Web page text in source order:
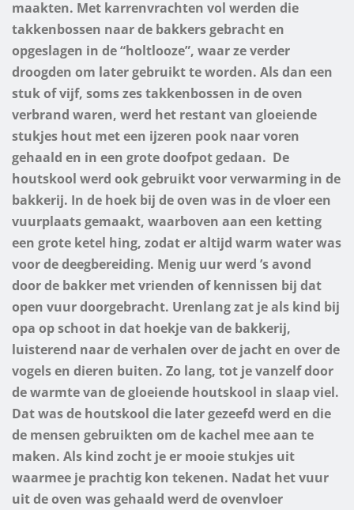
maakten. Met karrenvrachten vol werden die
takkenbossen naar de bakkers gebracht en
opgeslagen in de “holtlooze”, waar ze verder
droogden om later gebruikt te worden. Als dan een
stuk of vijf, soms zes takkenbossen in de oven
verbrand waren, werd het restant van gloeiende
stukjes hout met een ijzeren pook naar voren
gehaald en in een grote doofpot gedaan. De
houtskool werd ook gebruikt voor verwarming in de
bakkerij. In de hoek bij de oven was in de vloer een
vuurplaats gemaakt, waarboven aan een ketting
een grote ketel hing, zodat er altijd warm water was
voor de deegbereiding. Menig uur werd ’s avond
door de bakker met vrienden of kennissen bij dat
open vuur doorgebracht. Urenlang zat je als kind bij
opa op schoot in dat hoekje van de bakkerij,
luisterend naar de verhalen over de jacht en over de
vogels en dieren buiten. Zo lang, tot je vanzelf door
de warmte van de gloeiende houtskool in slaap viel.
Dat was de houtskool die later gezeefd werd en die
de mensen gebruikten om de kachel mee aan te
maken. Als kind zocht je er mooie stukjes uit
waarmee je prachtig kon tekenen. Nadat het vuur
uit de oven was gehaald werd de ovenvloer